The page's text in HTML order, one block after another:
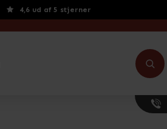
4,6 ud af 5 stjerner